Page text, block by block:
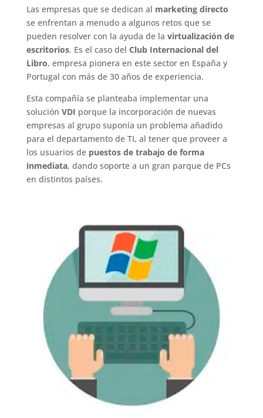
Las empresas que se dedican al marketing directo
se enfrentan a menudo a algunos retos que se
pueden resolver con la ayuda de la virtualización de
escritorios. Es el caso del Club Internacional del
Libro, empresa pionera en este sector en España y
Portugal con más de 30 años de experiencia.
Esta compañía se planteaba implementar una
solución VDI porque la incorporación de nuevas
empresas al grupo suponía un problema añadido
para el departamento de TI, al tener que proveer a
los usuarios de puestos de trabajo de forma
inmediata, dando soporte a un gran parque de PCs
en distintos países.